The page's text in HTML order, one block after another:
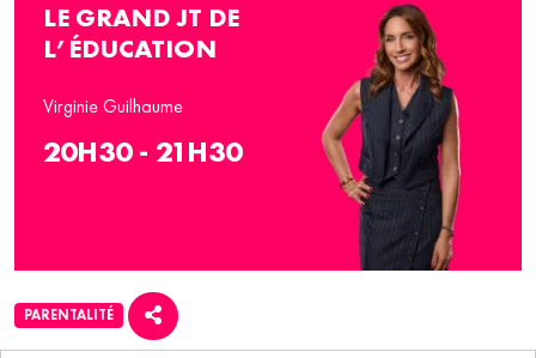
PARENTALITÉ
LE GRAND JT DE
L’ÉDUCATION
Virginie Guilhaume
20H30 - 21H30